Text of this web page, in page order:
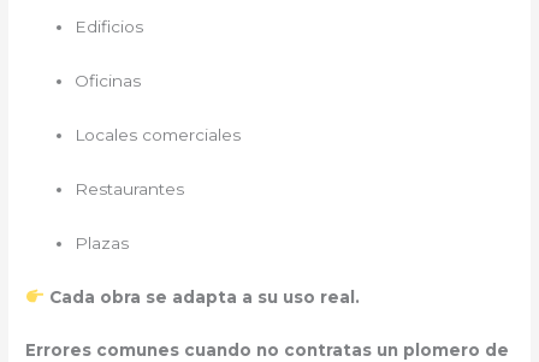
Edificios
Oficinas
Locales comerciales
Restaurantes
Plazas
Cada obra se adapta a su uso real.
Errores comunes cuando no contratas un plomero de